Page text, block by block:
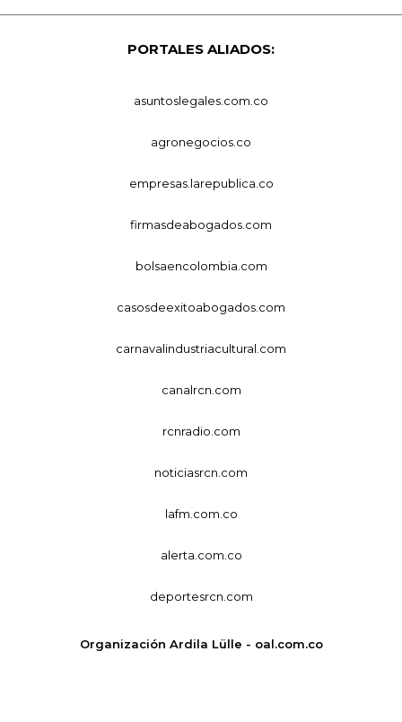
PORTALES ALIADOS:
asuntoslegales.com.co
agronegocios.co
empresas.larepublica.co
firmasdeabogados.com
bolsaencolombia.com
casosdeexitoabogados.com
carnavalindustriacultural.com
canalrcn.com
rcnradio.com
noticiasrcn.com
lafm.com.co
alerta.com.co
deportesrcn.com
Organización Ardila Lülle - oal.com.co